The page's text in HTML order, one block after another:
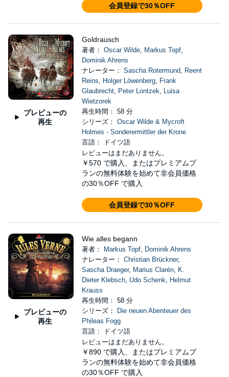
会員登録で30％OFF
プレビューの
再生
Goldrausch
著者： Oscar Wilde, Markus Topf,
Dominik Ahrens
ナレーター： Sascha Rotermund, Reent
Reins, Holger Löwenberg, Frank
Glaubrecht, Peter Lontzek, Luisa
Wietzorek
再生時間： 58 分
シリーズ： Oscar Wilde & Mycroft
Holmes - Sonderermittler der Krone
言語： ドイツ語
レビューはまだありません。
￥570 で購入、またはプレミアムプ
ランの無料体験を始めて非会員価格
の30％OFF で購入
会員登録で30％OFF
プレビューの
再生
Wie alles begann
著者： Markus Topf, Dominik Ahrens
ナレーター： Christian Brückner,
Sascha Draeger, Marius Clarén, K.
Dieter Klebsch, Udo Schenk, Helmut
Krauss
再生時間： 58 分
シリーズ：
Die neuen Abenteuer des
Phileas Fogg
言語： ドイツ語
レビューはまだありません。
￥890 で購入、またはプレミアムプ
ランの無料体験を始めて非会員価格
の30％OFF で購入